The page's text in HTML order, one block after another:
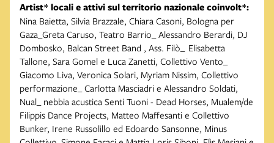
Artist* locali e attivi sul territorio nazionale coinvolt*:
Nina Baietta, Silvia Brazzale, Chiara Casoni, Bologna per
Gaza_Greta Caruso, Teatro Barrio_ Alessandro Berardi, DJ
Dombosko, Balcan Street Band , Ass. Filò_ Elisabetta
Tallone, Sara Gomel e Luca Zanetti, Collettivo Vento_
Giacomo Liva, Veronica Solari, Myriam Nissim, Collettivo
performazione_ Carlotta Masciadri e Alessandro Soldati,
Nual_ nebbia acustica Senti Tuoni - Dead Horses, Mualem/de
Filippis Dance Projects, Matteo Maffesanti e Collettivo
Bunker, Irene Russolillo ed Edoardo Sansonne, Minus